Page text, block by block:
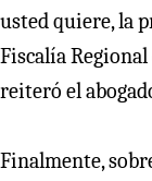
usted quiere, la
Fiscalía Regional
reiteró el
Finalmente,